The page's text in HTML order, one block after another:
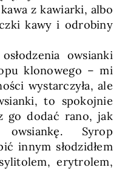
z kawiarki, albo
kawy i odrobiny
owsianki
klonowego – mi
wystarczyła, ale
to spokojnie
go dodać rano, jak
Syrop
innym słodzidłem
erytrolem,